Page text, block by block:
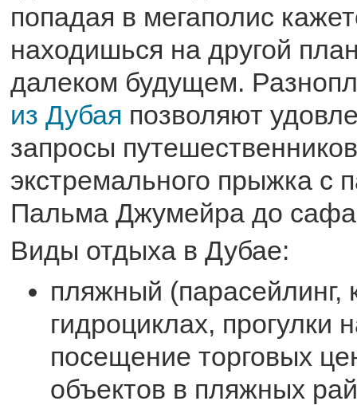
попадая в мегаполис
находишься на другой
далеком будущем.
из Дубая позволяют
запросы
экстремального прыжка с
Пальма Джумейра до
Виды отдыха в Дубае:
пляжный (парасейлинг,
гидроциклах, прогулки
посещение торговых
объектов в пляжных